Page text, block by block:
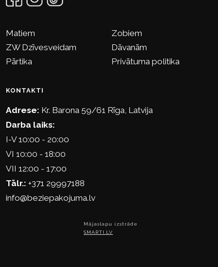
Matiem
Zobiem
ZW Dzīvesveidam
Dāvanām
Pārtika
Privātuma politika
KONTAKTI
Adrese: Kr. Barona 59/61 Rīga, Latvija
Darba laiks:
I-V 10:00 - 20:00
VI 10:00 - 18:00
VII 12:00 - 17:00
Tālr.: +371 29997188
info@beziepakojuma.lv
Mājaslapu izstrāde
SMARTI.LV